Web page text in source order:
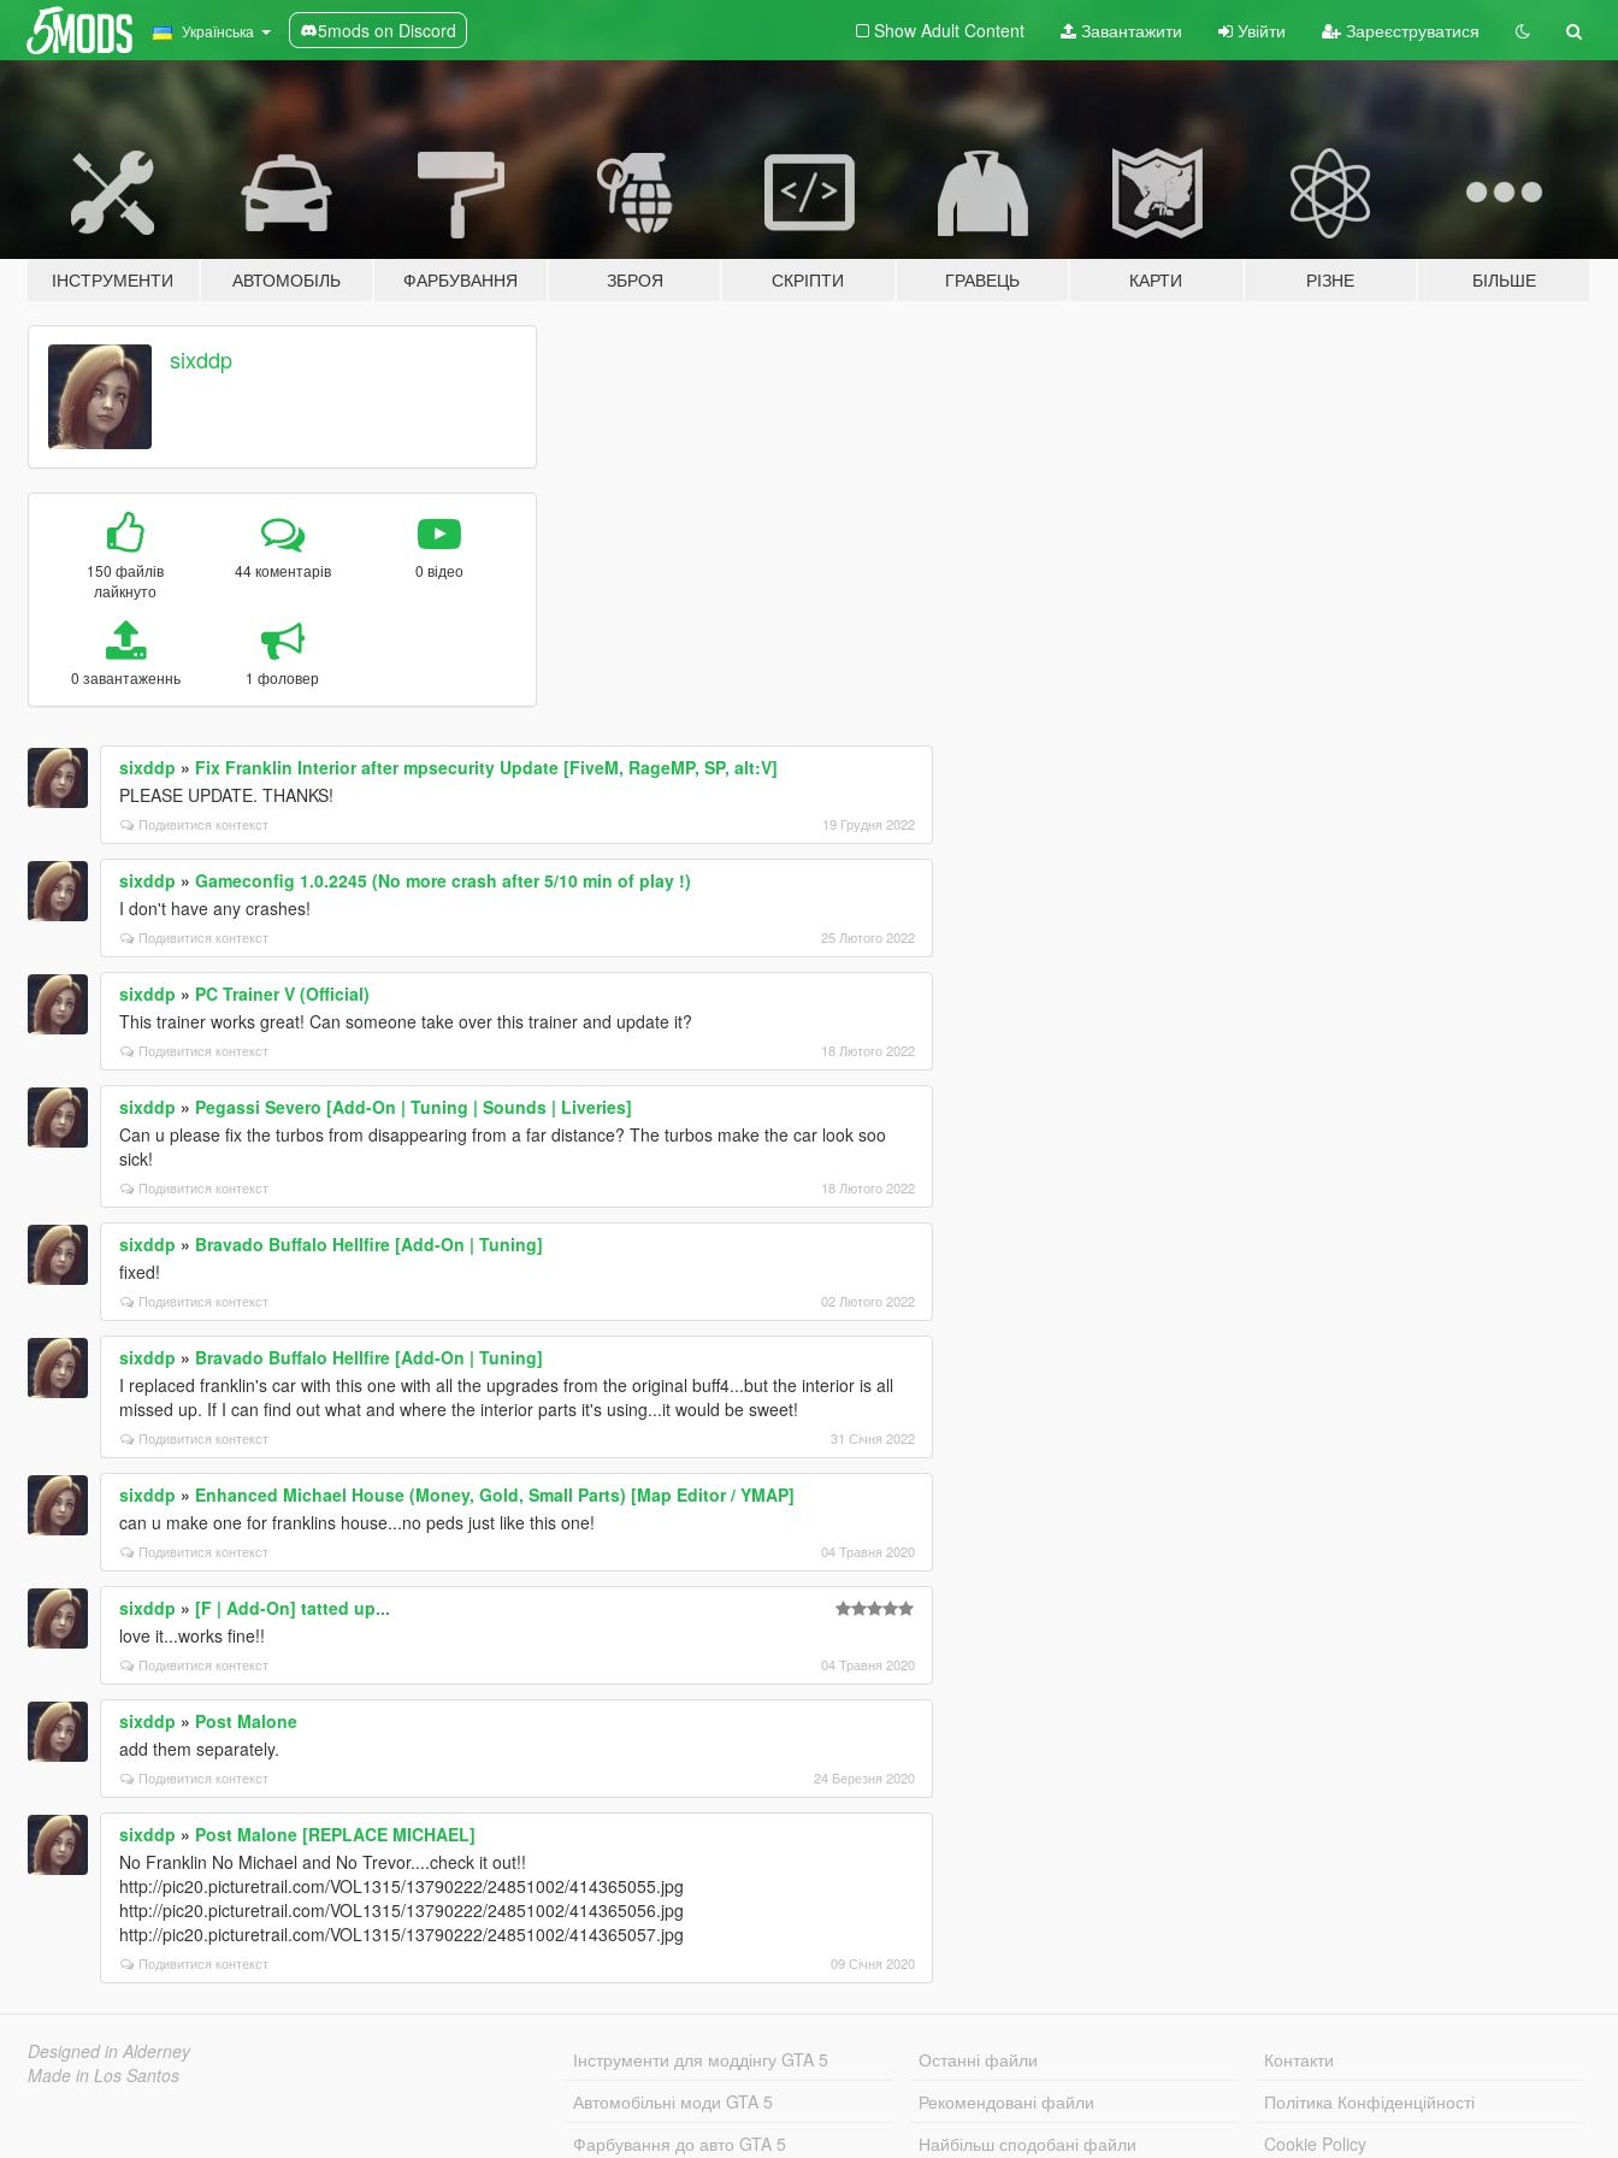
Українська 5mods on Discord Show Adult Content Завантажити Увійти Зареєструватися
ІНСТРУМЕНТИ АВТОМОБІЛЬ ФАРБУВАННЯ ЗБРОЯ СКРІПТИ ГРАВЕЦЬ КАРТИ РІЗНЕ БІЛЬШЕ
sixddp
150 файлів
лайкнуто
44 коментарів 0 відео
0 завантаженнь 1 фоловер
sixddp » Fix Franklin Interior after mpsecurity Update [FiveM, RageMP, SP, alt:V]
PLEASE UPDATE. THANKS!
Подивитися контекст 19 Грудня 2022
sixddp » Gameconfig 1.0.2245 (No more crash after 5/10 min of play !)
I don't have any crashes!
Подивитися контекст 25 Лютого 2022
sixddp » PC Trainer V (Official)
This trainer works great! Can someone take over this trainer and update it?
Подивитися контекст 18 Лютого 2022
sixddp » Pegassi Severo [Add-On | Tuning | Sounds | Liveries]
Can u please fix the turbos from disappearing from a far distance? The turbos make the car look soo
sick!
Подивитися контекст 18 Лютого 2022
sixddp » Bravado Buffalo Hellfire [Add-On | Tuning]
fixed!
Подивитися контекст 02 Лютого 2022
sixddp » Bravado Buffalo Hellfire [Add-On | Tuning]
I replaced franklin's car with this one with all the upgrades from the original buff4...but the interior is all
missed up. If I can find out what and where the interior parts it's using...it would be sweet!
Подивитися контекст 31 Січня 2022
sixddp » Enhanced Michael House (Money, Gold, Small Parts) [Map Editor / YMAP]
can u make one for franklins house...no peds just like this one!
Подивитися контекст 04 Травня 2020
sixddp » [F | Add-On] tatted up...
love it...works fine!!
Подивитися контекст 04 Травня 2020
sixddp » Post Malone
add them separately.
Подивитися контекст 24 Березня 2020
sixddp » Post Malone [REPLACE MICHAEL]
No Franklin No Michael and No Trevor....check it out!!
http://pic20.picturetrail.com/VOL1315/13790222/24851002/414365055.jpg
http://pic20.picturetrail.com/VOL1315/13790222/24851002/414365056.jpg
http://pic20.picturetrail.com/VOL1315/13790222/24851002/414365057.jpg
Подивитися контекст 09 Січня 2020
Designed in Alderney
Made in Los Santos
Інструменти для моддінгу GTA 5
Автомобільні моди GTA 5
Фарбування до авто GTA 5
Останні файли
Рекомендовані файли
Найбільш сподобані файли
Контакти
Політика Конфіденційності
Cookie Policy